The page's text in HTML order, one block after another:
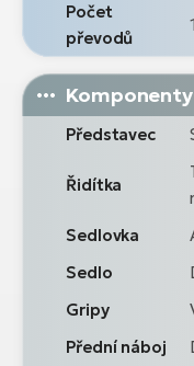
Počet
převodů
Komponenty
Představec
Řidítka
Sedlovka
Sedlo
Gripy
Přední náboj